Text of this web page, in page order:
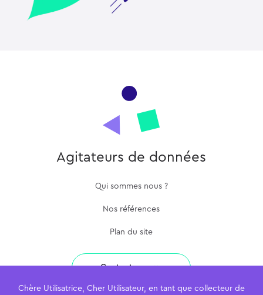
Agitateurs de données
Qui sommes nous ?
Nos références
Plan du site
Contactez-nous
Chère Utilisatrice, Cher Utilisateur, en tant que collecteur de